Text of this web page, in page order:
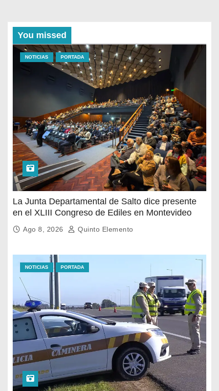
You missed
NOTICIAS PORTADA
La Junta Departamental de Salto dice presente
en el XLIII Congreso de Ediles en Montevideo
Ago 8, 2026 Quinto Elemento
NOTICIAS PORTADA